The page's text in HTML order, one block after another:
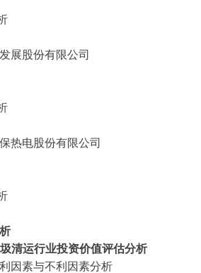
展股份有限公司
热电股份有限公司
清运行业投资价值评估分析
因素与不利因素分析